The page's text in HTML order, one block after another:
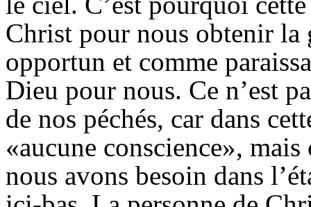
Christ pour nous obtenir la
opportun et comme
Dieu pour nous. Ce n’est
de nos péchés, car dans
«aucune conscience»,
nous avons besoin dans